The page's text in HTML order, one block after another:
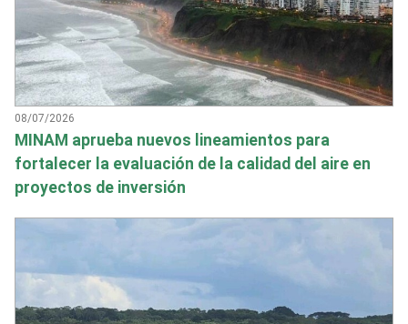
08/07/2026
MINAM aprueba nuevos lineamientos para
fortalecer la evaluación de la calidad del aire en
proyectos de inversión